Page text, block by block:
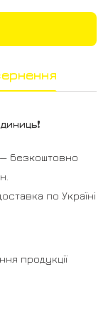
❗️
— безкоштовно
по Україні
продукції